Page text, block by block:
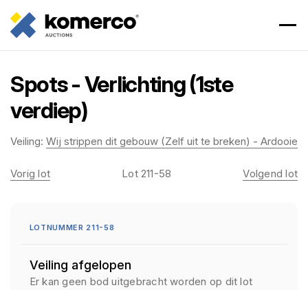
Spots - Verlichting (1ste
verdiep)
Veiling: Wij strippen dit gebouw (Zelf uit te breken) - Ardooie
Vorig lot Lot 211-58 Volgend lot
LOTNUMMER 211-58
Veiling afgelopen
Er kan geen bod uitgebracht worden op dit lot